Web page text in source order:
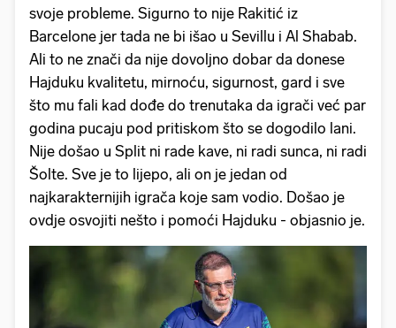
svoje probleme. Sigurno to nije Rakitić iz
Barcelone jer tada ne bi išao u Sevillu i Al Shabab.
Ali to ne znači da nije dovoljno dobar da donese
Hajduku kvalitetu, mirnoću, sigurnost, gard i sve
što mu fali kad dođe do trenutaka da igrači već par
godina pucaju pod pritiskom što se dogodilo lani.
Nije došao u Split ni rade kave, ni radi sunca, ni radi
Šolte. Sve je to lijepo, ali on je jedan od
najkarakternijih igrača koje sam vodio. Došao je
ovdje osvojiti nešto i pomoći Hajduku - objasnio je.